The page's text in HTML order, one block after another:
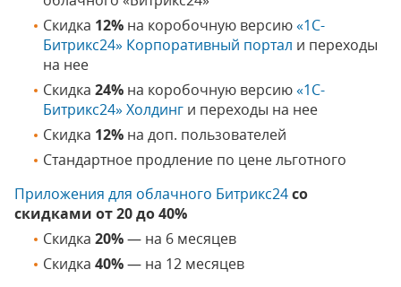
Скидка 12% на коробочную версию«1С-
Битрикс24» Корпоративный портал и переходы
на нее
Скидка 24% на коробочную версию«1С-
Битрикс24» Холдинг и переходы на нее
Скидка 12% на доп. пользователей
Стандартное продление по цене льготного
Приложения для облачного Битрикс24со
скидками от 20 до 40%
Скидка 20%— на 6 месяцев
Скидка 40%— на 12 месяцев